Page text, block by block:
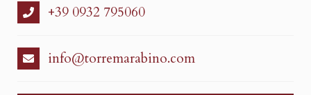
+39 0932 795060
info@torremarabino.com